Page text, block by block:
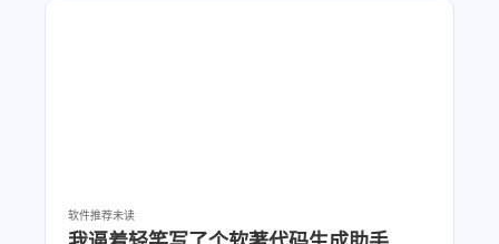
软件推荐未读